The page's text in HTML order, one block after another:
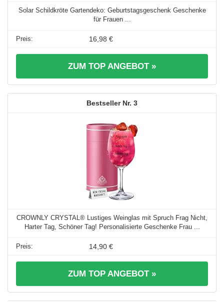
Solar Schildkröte Gartendeko: Geburtstagsgeschenk Geschenke
für Frauen ...
16,98 €
ZUM TOP ANGEBOT »
3
CROWNLY CRYSTAL® Lustiges Weinglas mit Spruch Frag Nicht,
Harter Tag, Schöner Tag! Personalisierte Geschenke Frau ...
14,90 €
ZUM TOP ANGEBOT »